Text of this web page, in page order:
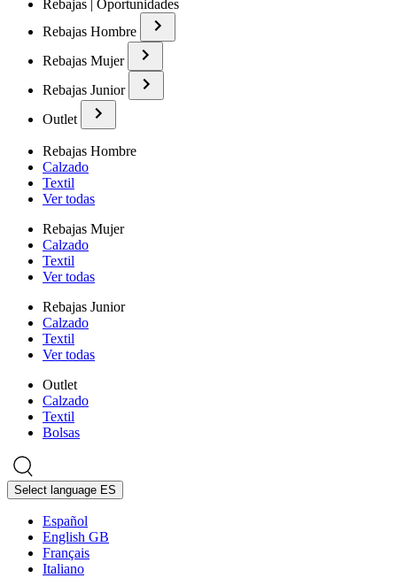
Rebajas | Oportunidades
Rebajas Hombre
Rebajas Mujer
Rebajas Junior
Outlet
Rebajas Hombre
Calzado
Textil
Ver todas
Rebajas Mujer
Calzado
Textil
Ver todas
Rebajas Junior
Calzado
Textil
Ver todas
Outlet
Calzado
Textil
Bolsas
Select language ES
Español
English GB
Français
Italiano